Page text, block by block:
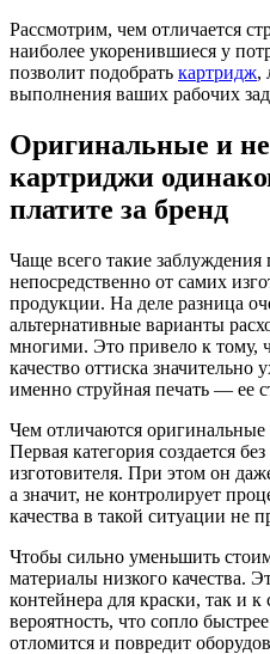
Рассмотрим, чем отличается
наиболее укоренившиеся у
позволит подобрать картридж,
выполнения ваших рабочих
Оригинальные и
картриджи
платите за бренд
Чаще всего такие
непосредственно от самих
продукции. На деле разница
альтернативные варианты
многими. Это привело к тому,
качество оттиска
именно струйная печать — ее
Чем отличаются
Первая категория создается
изготовителя. При этом он
а значит, не контролирует
качества в такой ситуации не
Чтобы сильно уменьшить
материалы низкого качества.
контейнера для краски, так и
вероятность, что сопло
отломится и повредит